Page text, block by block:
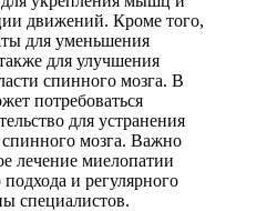
движений. Кроме того,
для уменьшения
для улучшения
спинного мозга. В
потребоваться
для устранения
мозга. Важно
лечение миелопатии
и регулярного
специалистов.